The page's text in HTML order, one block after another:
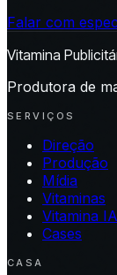
Falar com
Vitamina
Produtora de
SERVIÇOS
Direção
Produção
Mídia
Vitaminas
Vitamina IA
Cases
CASA